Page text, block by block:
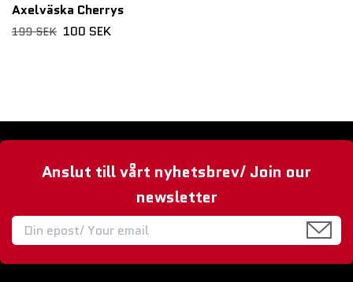
Axelväska Cherrys
199 SEK 100 SEK
Anslut till vårt nyhetsbrev/ Join our
newsletter